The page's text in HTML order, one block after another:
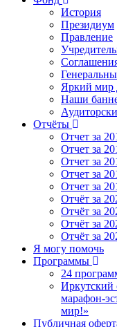
История
Президиум
Правление
Яркий мир
Наши
Отчёты
Отчет за
Отчет за
Отчет за
Отчет за
Отчет за
Отчёт за
Отчёт за
Отчёт за
Отчёт за
Я могу помочь
Программы
24
Иркутский
марафон-
мир!»
Публичная